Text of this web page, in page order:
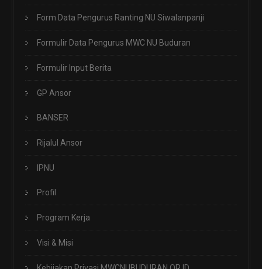
Form Data Pengurus Ranting NU Siwalanpanji
Formulir Data Pengurus MWC NU Buduran
Formulir Input Berita
GP Ansor
BANSER
Rijalul Ansor
IPNU
Profil
Program Kerja
Visi & Misi